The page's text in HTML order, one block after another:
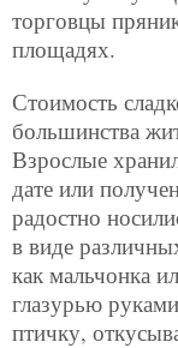
торговцы
площадях.
Стоимость
большинства
Взрослые
дате или
радостно
в виде
как мальчонка
глазурью
птичку,